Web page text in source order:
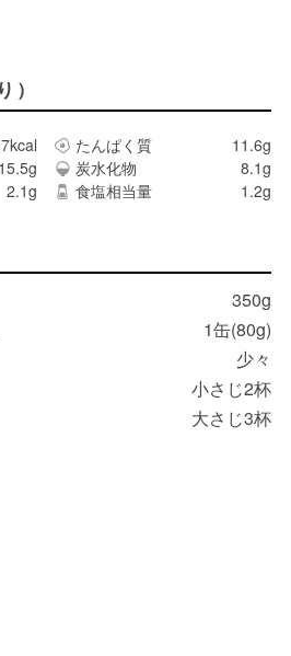
）
たんぱく質
11.6g
15.5g 炭水化物
8.1g
2.1g 食塩相当量 1.2g
350g
1缶(80g)
少々
小さじ2杯
大さじ3杯